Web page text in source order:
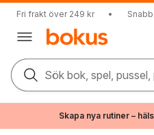
Fri frakt över 249 kr •
Sök bok, spel, pussel,
Skapa nya rutiner –